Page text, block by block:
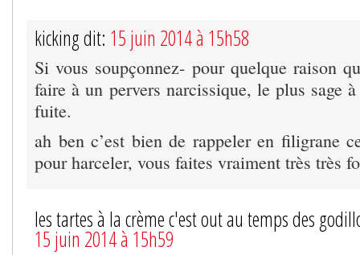
kicking dit: 15 juin 2014 à 15h58
Si vous soupçonnez- pour quelque raison
faire à un pervers narcissique, le plus sage
fuite.
ah ben c’est bien de rappeler en filigrane
pour harceler, vous faites vraiment très très
les tartes à la crème c'est out au temps des
15 juin 2014 à 15h59